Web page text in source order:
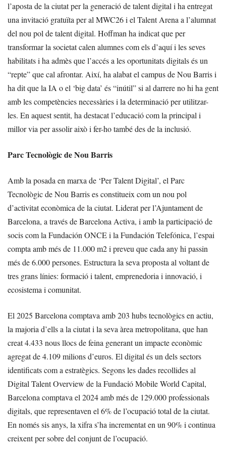
l’aposta de la ciutat per la generació de talent digital i ha entregat
una invitació gratuïta per al MWC26 i el Talent Arena a l’alumnat
del nou pol de talent digital. Hoffman ha indicat que per
transformar la societat calen alumnes com els d’aquí i les seves
habilitats i ha admès que l’accés a les oportunitats digitals és un
“repte” que cal afrontar. Així, ha alabat el campus de Nou Barris i
ha dit que la IA o el ‘big data’ és “inútil” si al darrere no hi ha gent
amb les competències necessàries i la determinació per utilitzar-
les. En aquest sentit, ha destacat l’educació com la principal i
millor via per assolir això i fer-ho també des de la inclusió.
Parc Tecnològic de Nou Barris
Amb la posada en marxa de ‘Per Talent Digital’, el Parc
Tecnològic de Nou Barris es constitueix com un nou pol
d’activitat econòmica de la ciutat. Liderat per l’Ajuntament de
Barcelona, a través de Barcelona Activa, i amb la participació de
socis com la Fundación ONCE i la Fundación Telefónica, l’espai
compta amb més de 11.000 m2 i preveu que cada any hi passin
més de 6.000 persones. Estructura la seva proposta al voltant de
tres grans línies: formació i talent, emprenedoria i innovació, i
ecosistema i comunitat.
El 2025 Barcelona comptava amb 203 hubs tecnològics en actiu,
la majoria d’ells a la ciutat i la seva àrea metropolitana, que han
creat 4.433 nous llocs de feina generant un impacte econòmic
agregat de 4.109 milions d’euros. El digital és un dels sectors
identificats com a estratègics. Segons les dades recollides al
Digital Talent Overview de la Fundació Mobile World Capital,
Barcelona comptava el 2024 amb més de 129.000 professionals
digitals, que representaven el 6% de l’ocupació total de la ciutat.
En només sis anys, la xifra s’ha incrementat en un 90% i continua
creixent per sobre del conjunt de l’ocupació.